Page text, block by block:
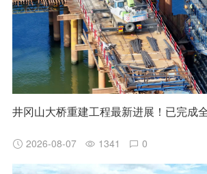
2026-08-07 1341 0